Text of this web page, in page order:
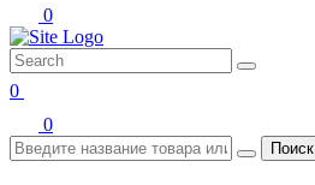
0
0
0
Поиск